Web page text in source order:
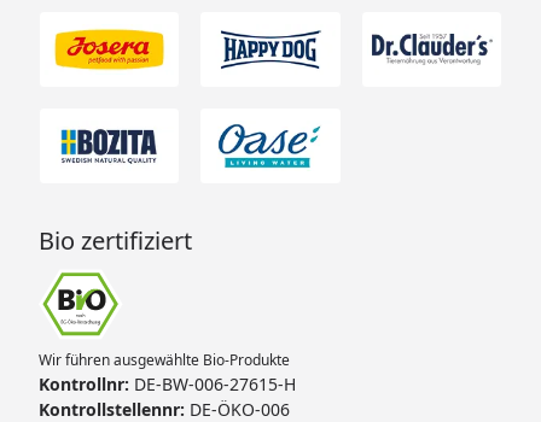
Bio zertifiziert
Wir führen ausgewählte Bio-Produkte
Kontrollnr: DE-BW-006-27615-H
Kontrollstellennr: DE-ÖKO-006